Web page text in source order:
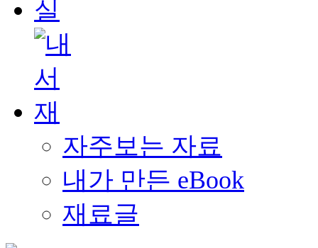
자주보는 자료
내가 만든 eBook
재료글